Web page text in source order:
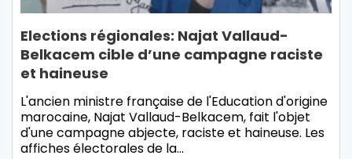
Elections régionales: Najat Vallaud-
Belkacem cible d’une campagne raciste
et haineuse
L'ancien ministre française de l'Education d'origine
marocaine, Najat Vallaud-Belkacem, fait l'objet
d'une campagne abjecte, raciste et haineuse. Les
affiches électorales de la…